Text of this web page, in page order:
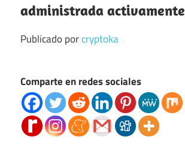
administrada activamente
Publicado porcryptoka
Comparte en redes sociales